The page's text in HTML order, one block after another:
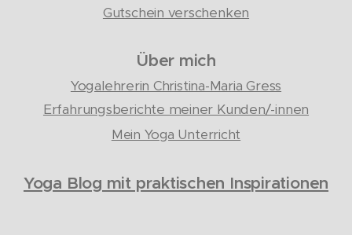
Gutschein verschenken
Über mich
Yogalehrerin Christina-Maria Gress
Erfahrungsberichte meiner Kunden/-innen
Mein Yoga Unterricht
Yoga Blog mit praktischen Inspirationen